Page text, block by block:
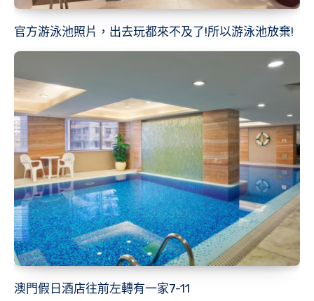
官方游泳池照片，出去玩都來不及了!所以游泳池放棄!
澳門假日酒店往前左轉有一家7-11